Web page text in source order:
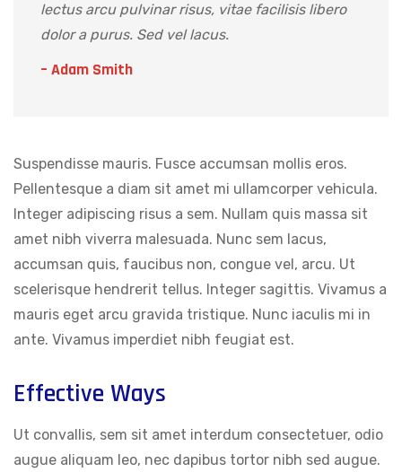
lectus arcu pulvinar risus, vitae facilisis libero
dolor a purus. Sed vel lacus.
– Adam Smith
Suspendisse mauris. Fusce accumsan mollis eros.
Pellentesque a diam sit amet mi ullamcorper vehicula.
Integer adipiscing risus a sem. Nullam quis massa sit
amet nibh viverra malesuada. Nunc sem lacus,
accumsan quis, faucibus non, congue vel, arcu. Ut
scelerisque hendrerit tellus. Integer sagittis. Vivamus a
mauris eget arcu gravida tristique. Nunc iaculis mi in
ante. Vivamus imperdiet nibh feugiat est.
Effective Ways
Ut convallis, sem sit amet interdum consectetuer, odio
augue aliquam leo, nec dapibus tortor nibh sed augue.